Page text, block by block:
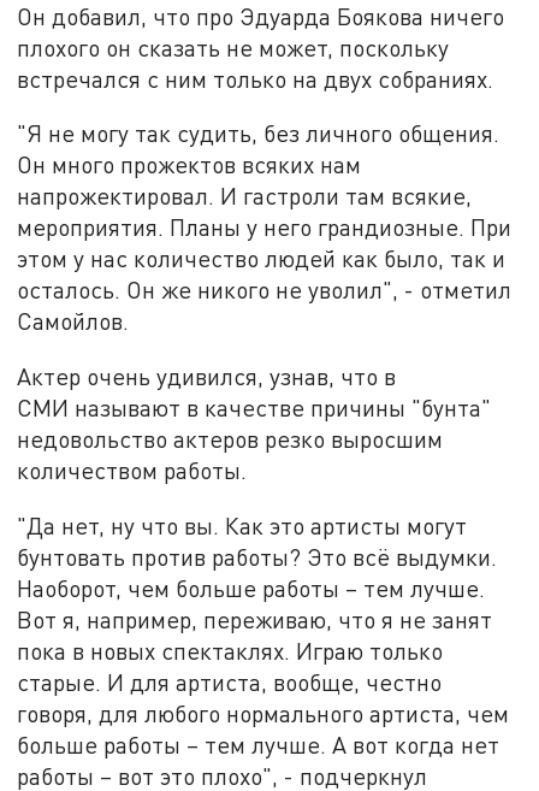
Он добавил, что про Эдуарда Боякова ничего
плохого он сказать не может, поскольку
встречался с ним только на двух собраниях.
"Я не могу так судить, без личного общения.
Он много прожектов всяких нам
напрожектировал. И гастроли там всякие,
мероприятия. Планы у него грандиозные. При
этом у нас количество людей как было, так и
осталось. Он же никого не уволил", - отметил
Самойлов.
Актер очень удивился, узнав, что в
СМИ называют в качестве причины "бунта"
недовольство актеров резко выросшим
количеством работы.
"Да нет, ну что вы. Как это артисты могут
бунтовать против работы? Это всё выдумки.
Наоборот, чем больше работы – тем лучше.
Вот я, например, переживаю, что я не занят
пока в новых спектаклях. Играю только
старые. И для артиста, вообще, честно
говоря, для любого нормального артиста, чем
больше работы – тем лучше. А вот когда нет
работы – вот это плохо", - подчеркнул